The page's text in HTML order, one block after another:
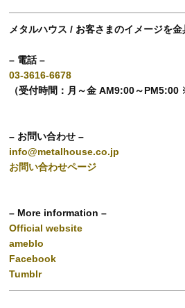
メタルハウス / お客さまのイメージを金
– 電話 –
03-3616-6678
（受付時間：月～金 AM9:00～PM5:00
– お問い合わせ –
info@metalhouse.co.jp
お問い合わせページ
– More information –
Official website
ameblo
Facebook
Tumblr